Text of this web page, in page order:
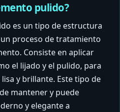
pulido?
es un tipo de estructura
proceso de tratamiento
Consiste en aplicar
el lijado y el pulido, para
y brillante. Este tipo de
mantener y puede
y elegante a